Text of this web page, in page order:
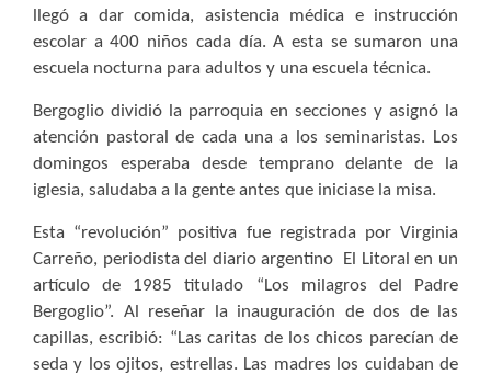
llegó a dar comida, asistencia médica e instrucción
escolar a 400 niños cada día. A esta se sumaron una
escuela nocturna para adultos y una escuela técnica.
Bergoglio dividió la parroquia en secciones y asignó la
atención pastoral de cada una a los seminaristas. Los
domingos esperaba desde temprano delante de la
iglesia, saludaba a la gente antes que iniciase la misa.
Esta “revolución” positiva fue registrada por Virginia
Carreño, periodista del diario argentino El Litoral en un
artículo de 1985 titulado “Los milagros del Padre
Bergoglio”. Al reseñar la inauguración de dos de las
capillas, escribió: “Las caritas de los chicos parecían de
seda y los ojitos, estrellas. Las madres los cuidaban de